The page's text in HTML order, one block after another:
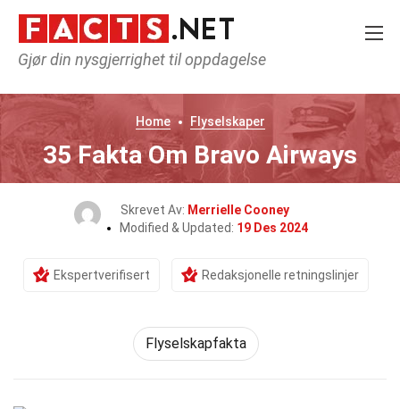
Gjør din nysgjerrighet til oppdagelse
Home Flyselskaper
35 Fakta Om Bravo Airways
Skrevet Av: Merrielle Cooney
Modified & Updated: 19 Des 2024
Ekspertverifisert Redaksjonelle retningslinjer
Flyselskapfakta